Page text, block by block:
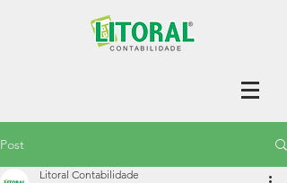
Post
Litoral Contabilidade